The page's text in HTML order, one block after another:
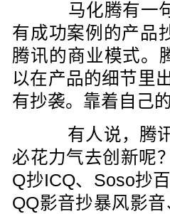
马化腾有一句
有成功案例的产品
腾讯的商业模式。
以在产品的细节里
有抄袭。靠着自己
有人说，腾讯
必花力气去创新呢
Q抄ICQ、Soso抄
QQ影音抄暴风影